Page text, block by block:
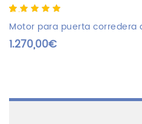
5.00 out of
5
based on
1
customer
rating
Motor para puerta corredera
1.270,00€